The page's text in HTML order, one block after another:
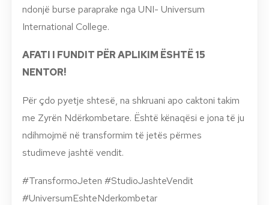
ndonjë burse paraprake nga UNI- Universum
International College.
AFATI I FUNDIT PËR APLIKIM ËSHTË 15
NENTOR!
Për çdo pyetje shtesë, na shkruani apo caktoni takim
me Zyrën Ndërkombetare. Është kënaqësi e jona të ju
ndihmojmë në transformim të jetës përmes
studimeve jashtë vendit.
#TransformoJeten #StudioJashteVendit
#UniversumEshteNderkombetar